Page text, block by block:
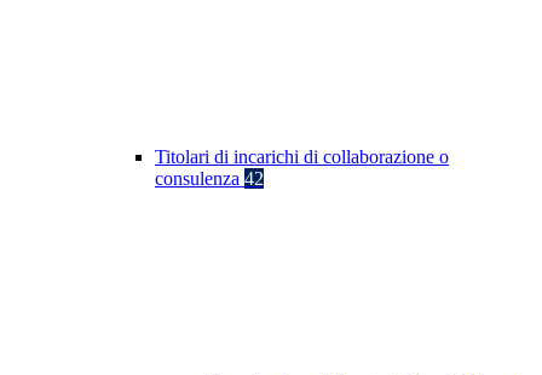
Titolari di incarichi di collaborazione o
consulenza 42